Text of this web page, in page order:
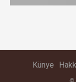
Künye